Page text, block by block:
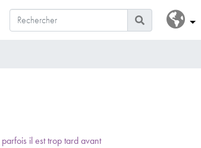
il est trop tard avant